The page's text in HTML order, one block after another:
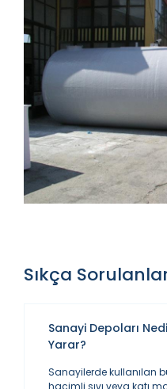
Sıkça
Sanayi Depoları
Yarar?
Sanayilerde kullanılan
hacimli sıvı veya katı